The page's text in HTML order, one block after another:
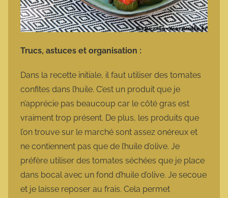
Trucs, astuces et organisation :
Dans la recette initiale, il faut utiliser des tomates
confites dans l’huile. C’est un produit que je
n’apprécie pas beaucoup car le côté gras est
vraiment trop présent. De plus, les produits que
l’on trouve sur le marché sont assez onéreux et
ne contiennent pas que de l’huile d’olive. Je
préfère utiliser des tomates séchées que je place
dans bocal avec un fond d’huile d’olive. Je secoue
et je laisse reposer au frais. Cela permet